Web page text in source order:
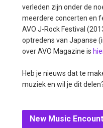
verleden zijn onder de
meerdere concerten en
AVO J-Rock Festival
optredens van Japanse
over AVO Magazine is
Heb je nieuws dat te
muziek en wil je dit
New Music